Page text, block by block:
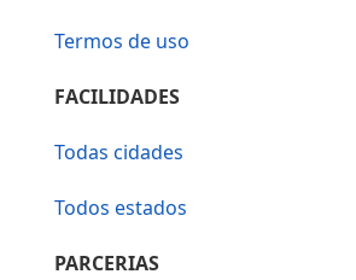
Termos de uso
FACILIDADES
Todas cidades
Todos estados
PARCERIAS